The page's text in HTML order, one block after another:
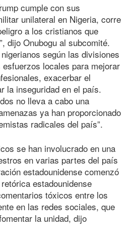
cumple con sus
unilateral en Nigeria, corre
a los cristianos que
dijo Onubogu al subcomité.
según las divisiones
locales para mejorar
exacerbar el
la inseguridad en el país.
no lleva a cabo una
ya han proporcionado
radicales del país”.
se han involucrado en una
en varias partes del país
estadounidense comenzó
estadounidense
tóxicos entre los
en las redes sociales, que
la unidad, dijo